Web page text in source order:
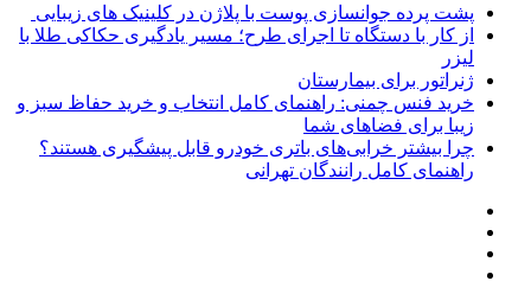
پشت پرده جوانسازی پوست با پلاژن در کلینیک های زیبایی
از کار با دستگاه تا اجرای طرح؛ مسیر یادگیری حکاکی طلا با
لیزر
ژنراتور برای بیمارستان
خرید فنس چمنی: راهنمای کامل انتخاب و خرید حفاظ سبز و
زیبا برای فضاهای شما
چرا بیشتر خرابی‌های باتری خودرو قابل پیشگیری هستند؟
راهنمای کامل رانندگان تهرانی